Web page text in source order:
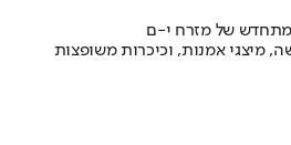
של מזרח י-ם
מיצגי אמנות, וכיכרות משופצות